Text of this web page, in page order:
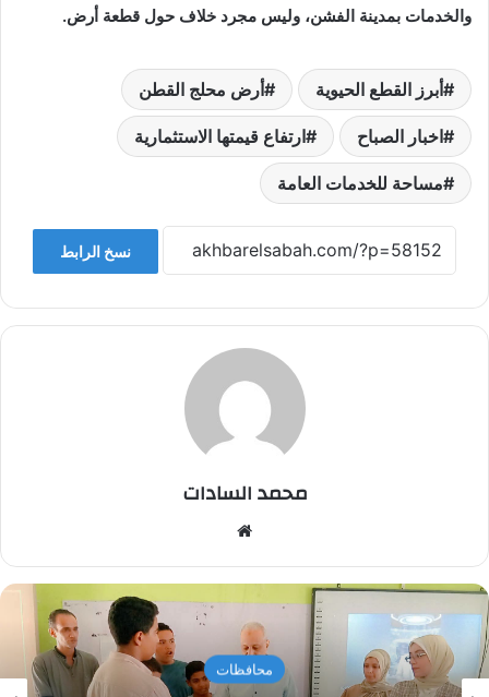
والخدمات بمدينة الفشن، وليس مجرد خلاف حول قطعة أرض.
أبرز القطع الحيوية أرض محلج القطن
اخبار الصباح ارتفاع قيمتها الاستثمارية
مساحة للخدمات العامة
نسخ الرابط
محمد السادات
محافظات